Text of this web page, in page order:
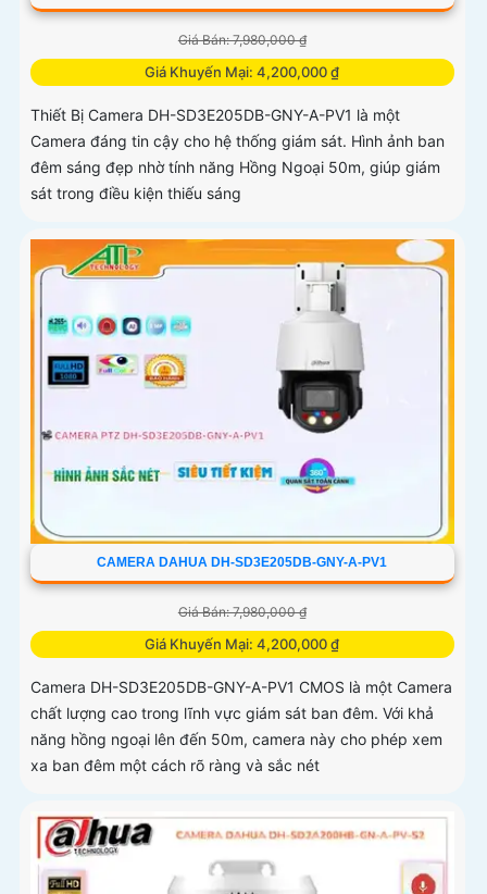
Giá Bán: 7,980,000 ₫
Giá Khuyến Mại: 4,200,000 ₫
Thiết Bị Camera DH-SD3E205DB-GNY-A-PV1 là một
Camera đáng tin cậy cho hệ thống giám sát. Hình ảnh ban
đêm sáng đẹp nhờ tính năng Hồng Ngoại 50m, giúp giám
sát trong điều kiện thiếu sáng
CAMERA DAHUA DH-SD3E205DB-GNY-A-PV1
Giá Bán: 7,980,000 ₫
Giá Khuyến Mại: 4,200,000 ₫
Camera DH-SD3E205DB-GNY-A-PV1 CMOS là một Camera
chất lượng cao trong lĩnh vực giám sát ban đêm. Với khả
năng hồng ngoại lên đến 50m, camera này cho phép xem
xa ban đêm một cách rõ ràng và sắc nét